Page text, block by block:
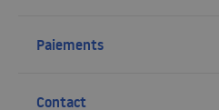
Paiements
Contact